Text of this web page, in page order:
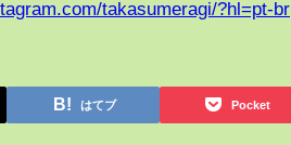
takasumeragi/?hl=pt-br
はてブ Pocket